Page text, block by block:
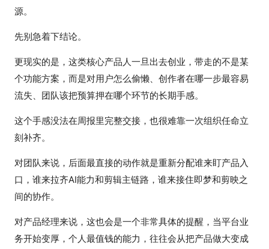
源。
先别急着下结论。
更现实的是，这类核心产品人一旦出去创业，带走的不是某
个功能方案，而是对用户怎么偷懒、创作者在哪一步最容易
流失、团队该把预算押在哪个环节的长期手感。
这个手感没法在周报里完整交接，也很难靠一次组织任命立
刻补齐。
对团队来说，后面最直接的动作就是重新分配谁来盯产品入
口，谁来拉齐AI能力和剪辑主链路，谁来接住即梦和剪映之
间的协作。
对产品经理来说，这也会是一个非常具体的提醒，当平台业
务开始变厚，个人最值钱的能力，往往会从把产品做大变成